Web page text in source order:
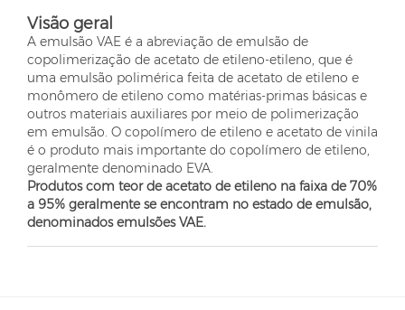
Visão geral
A emulsão VAE é a abreviação de emulsão de
copolimerização de acetato de etileno-etileno, que é
uma emulsão polimérica feita de acetato de etileno e
monômero de etileno como matérias-primas básicas e
outros materiais auxiliares por meio de polimerização
em emulsão. O copolímero de etileno e acetato de vinila
é o produto mais importante do copolímero de etileno,
geralmente denominado EVA.
Produtos com teor de acetato de etileno na faixa de 70%
a 95% geralmente se encontram no estado de emulsão,
denominados emulsões VAE.